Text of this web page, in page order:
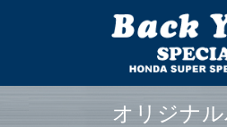
オリジナ